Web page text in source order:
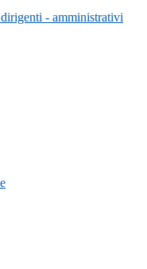
- amministrativi